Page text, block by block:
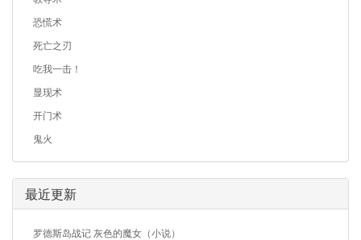
恐慌术
死亡之刃
吃我一击！
显现术
开门术
鬼火
最近更新
罗德斯岛战记 灰色的魔女（小说）